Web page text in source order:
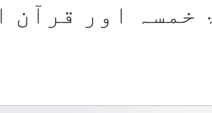
خمسہ اور قرآن